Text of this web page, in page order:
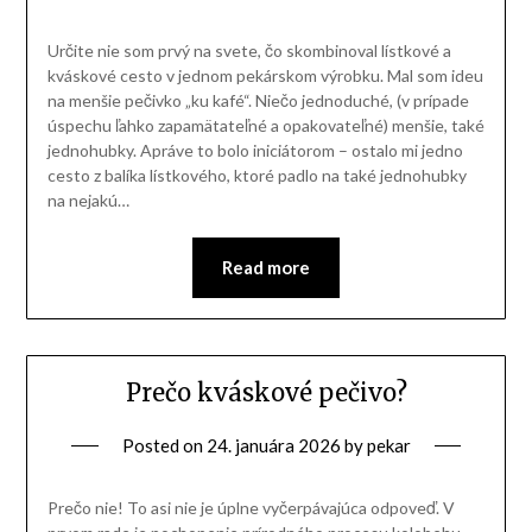
Určite nie som prvý na svete, čo skombinoval lístkové a
kváskové cesto v jednom pekárskom výrobku. Mal som ideu
na menšie pečivko „ku kafé“. Niečo jednoduché, (v prípade
úspechu ľahko zapamätateľné a opakovateľné) menšie, také
jednohubky. Apráve to bolo iniciátorom – ostalo mi jedno
cesto z balíka lístkového, ktoré padlo na také jednohubky
na nejakú…
Read more
Prečo kváskové pečivo?
Posted on 24. januára 2026 bypekar
Prečo nie! To asi nie je úplne vyčerpávajúca odpoveď. V